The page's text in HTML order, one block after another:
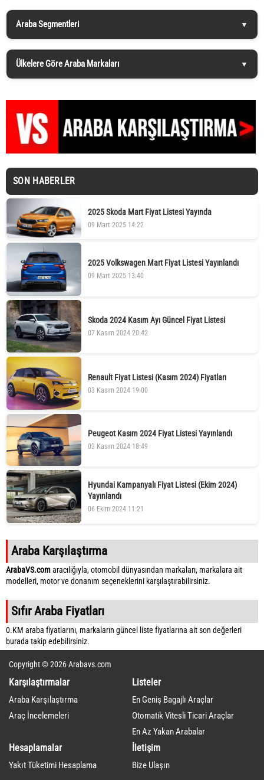
Araba Segmentleri
Ülkelere Göre Araba Markaları
SON HABERLER
2025 Skoda Mart Fiyat Listesi Yayında
09 Mart 2025 14:22
2025 Volkswagen Mart Fiyat Listesi Yayınlandı
09 Mart 2025 13:40
Skoda 2024 Kasım Ayı Güncel Fiyat Listesi
07 Kasım 2024 20:42
Renault Fiyat Listesi (Kasım 2024) Fiyatları
03 Kasım 2024 19:00
Peugeot Kasım 2024 Fiyat Listesi Yayınlandı
03 Kasım 2024 18:49
Hyundai Kampanyalı Fiyat Listesi (Ekim 2024)
Yayınlandı
06 Ekim 2024 11:21
Araba Karşılaştırma
ArabaVS.comaracılığıyla, otomobil dünyasından markaları, markalara ait
modelleri, motor ve donanım seçeneklerini karşılaştırabilirsiniz.
Sıfır Araba Fiyatları
0.KM araba fiyatlarını, markaların güncel liste fiyatlarına ait son değerleri
burada takip edebilirsiniz.
Copyright © 2026 Arabavs.com
Karşılaştırmalar
Araba Karşılaştırma
Araç İncelemeleri
Listeler
En Geniş Bagajlı Araçlar
Otomatik Vitesli Ticari Araçlar
En Az Yakan Arabalar
Hesaplamalar
Yakıt Tüketimi Hesaplama
İletişim
Bize Ulaşın